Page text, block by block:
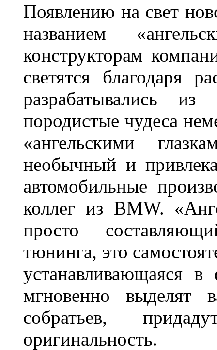
Появлению на свет
названием
конструкторам
светятся благодаря
разрабатывались
породистые чудеса
«ангельскими
необычный и
автомобильные
коллег из BMW.
просто
тюнинга, это
устанавливающаяся
мгновенно выделят
собратьев,
оригинальность.